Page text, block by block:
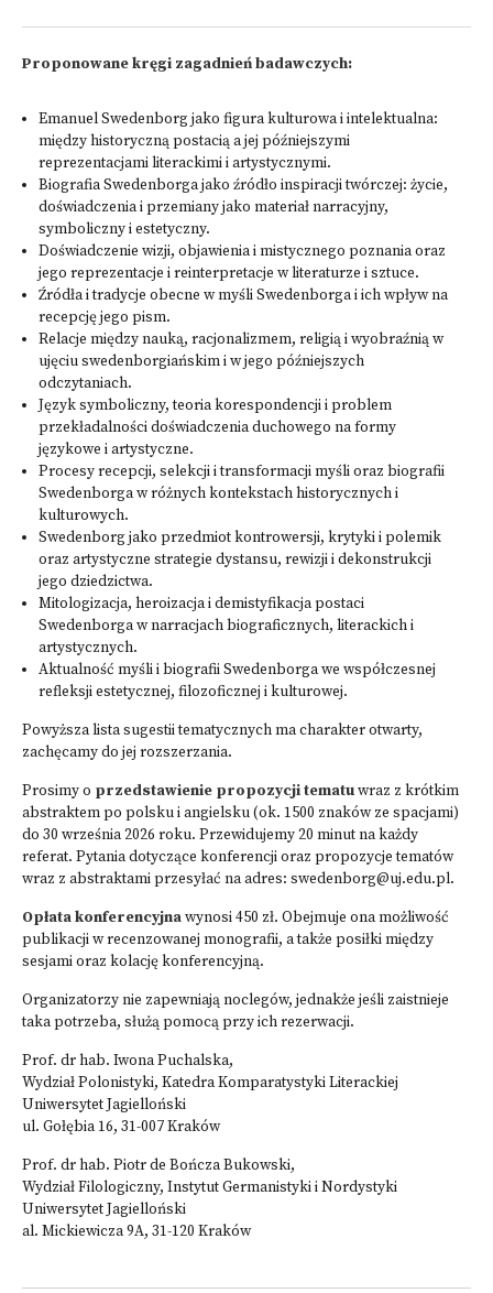
Proponowane kręgi zagadnień badawczych:
Emanuel Swedenborg jako figura kulturowa i intelektualna:
między historyczną postacią a jej późniejszymi
reprezentacjami literackimi i artystycznymi.
Biografia Swedenborga jako źródło inspiracji twórczej: życie,
doświadczenia i przemiany jako materiał narracyjny,
symboliczny i estetyczny.
Doświadczenie wizji, objawienia i mistycznego poznania oraz
jego reprezentacje i reinterpretacje w literaturze i sztuce.
Źródła i tradycje obecne w myśli Swedenborga i ich wpływ na
recepcję jego pism.
Relacje między nauką, racjonalizmem, religią i wyobraźnią w
ujęciu swedenborgiańskim i w jego późniejszych
odczytaniach.
Język symboliczny, teoria korespondencji i problem
przekładalności doświadczenia duchowego na formy
językowe i artystyczne.
Procesy recepcji, selekcji i transformacji myśli oraz biografii
Swedenborga w różnych kontekstach historycznych i
kulturowych.
Swedenborg jako przedmiot kontrowersji, krytyki i polemik
oraz artystyczne strategie dystansu, rewizji i dekonstrukcji
jego dziedzictwa.
Mitologizacja, heroizacja i demistyfikacja postaci
Swedenborga w narracjach biograficznych, literackich i
artystycznych.
Aktualność myśli i biografii Swedenborga we współczesnej
refleksji estetycznej, filozoficznej i kulturowej.
Powyższa lista sugestii tematycznych ma charakter otwarty,
zachęcamy do jej rozszerzania.
Prosimy o przedstawienie propozycji tematuwraz z krótkim
abstraktem po polsku i angielsku (ok. 1500 znaków ze spacjami)
do 30 września 2026 roku. Przewidujemy 20 minut na każdy
referat. Pytania dotyczące konferencji oraz propozycje tematów
wraz z abstraktami przesyłać na adres: swedenborg@uj.edu.pl.
Opłata konferencyjnawynosi 450 zł. Obejmuje ona możliwość
publikacji w recenzowanej monografii, a także posiłki między
sesjami oraz kolację konferencyjną.
Organizatorzy nie zapewniają noclegów, jednakże jeśli zaistnieje
taka potrzeba, służą pomocą przy ich rezerwacji.
Prof. dr hab. Iwona Puchalska,
Wydział Polonistyki, Katedra Komparatystyki Literackiej
Uniwersytet Jagielloński
ul. Gołębia 16, 31-007 Kraków
Prof. dr hab. Piotr de Bończa Bukowski,
Wydział Filologiczny, Instytut Germanistyki i Nordystyki
Uniwersytet Jagielloński
al. Mickiewicza 9A, 31-120 Kraków